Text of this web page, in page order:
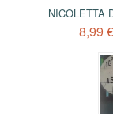
NICOLETTA
8,99 €